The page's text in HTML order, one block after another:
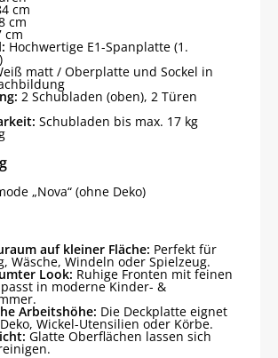
cm
cm
cm
Hochwertige E1-Spanplatte (1.
matt / Oberplatte und Sockel in
2 Schubladen (oben), 2 Türen
Schubladen bis max. 17 kg
„Nova“ (ohne Deko)
auf kleiner Fläche: Perfekt für
Wäsche, Windeln oder Spielzeug.
Look: Ruhige Fronten mit feinen
in moderne Kinder- &
Arbeitshöhe: Die Deckplatte eignet
Wickel-Utensilien oder Körbe.
Glatte Oberflächen lassen sich